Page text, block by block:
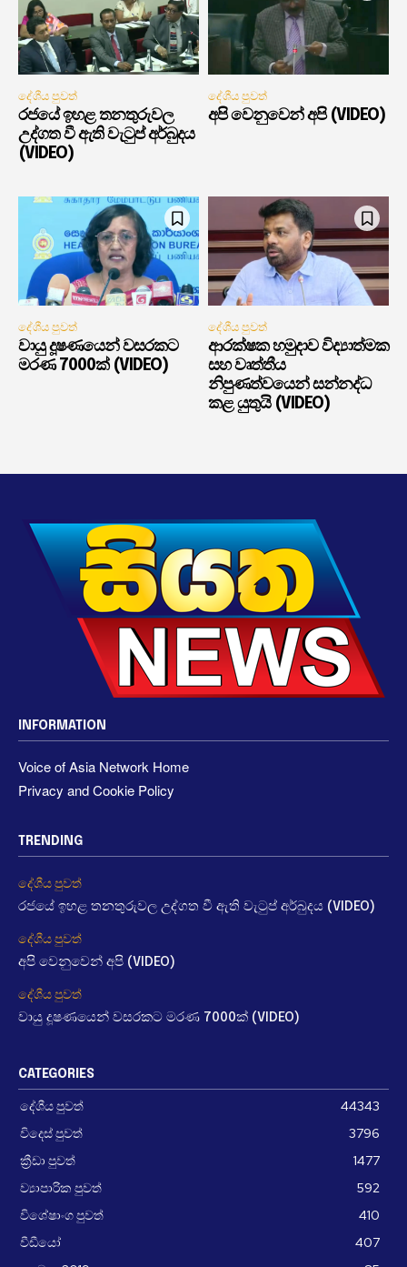
දේශීය පුවත්
රජයේ ඉහළ තනතුරුවල
උද්ගත වී ඇති වැටුප් අර්බුදය
(VIDEO)
දේශීය පුවත්
අපි වෙනුවෙන් අපි (VIDEO)
දේශීය පුවත්
වායු දූෂණයෙන් වසරකට
මරණ 7000ක් (VIDEO)
දේශීය පුවත්
ආරක්ෂක හමුදාව විද්‍යාත්මක
සහ වෘත්තීය
නිපුණත්වයෙන් සන්නද්ධ
කළ යුතුයි (VIDEO)
INFORMATION
Voice of Asia Network Home
Privacy and Cookie Policy
TRENDING
දේශීය පුවත්
රජයේ ඉහළ තනතුරුවල උද්ගත වී ඇති වැටුප් අර්බුදය (VIDEO)
දේශීය පුවත්
අපි වෙනුවෙන් අපි (VIDEO)
දේශීය පුවත්
වායු දූෂණයෙන් වසරකට මරණ 7000ක් (VIDEO)
CATEGORIES
දේශීය පුවත්
44343
විදෙස් පුවත්
3796
ක්‍රීඩා පුවත්
1477
ව්‍යාපාරික පුවත්
592
විශේෂාංග පුවත්
410
වීඩීයෝ
407